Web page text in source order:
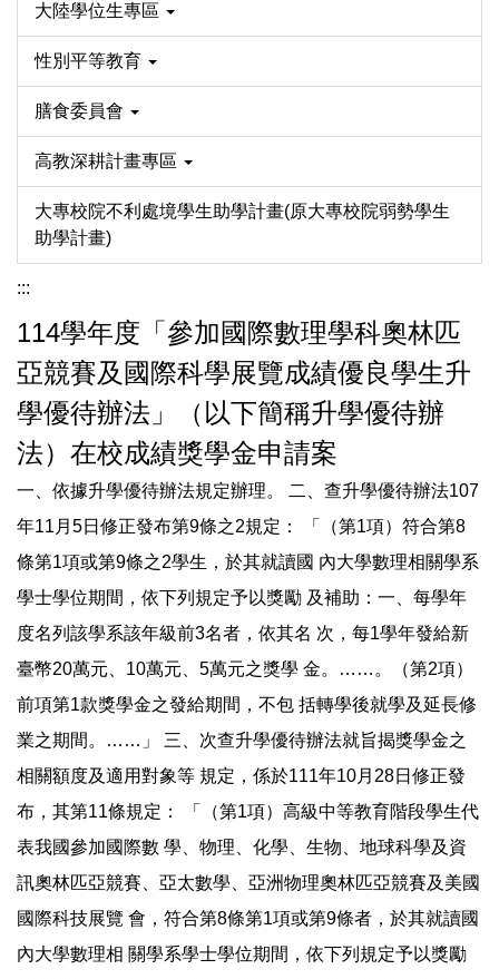
大陸學位生專區
性別平等教育
膳食委員會
高教深耕計畫專區
大專校院不利處境學生助學計畫(原大專校院弱勢學生
助學計畫)
:::
114學年度「參加國際數理學科奧林匹
亞競賽及國際科學展覽成績優良學生升
學優待辦法」（以下簡稱升學優待辦
法）在校成績獎學金申請案
一、依據升學優待辦法規定辦理。 二、查升學優待辦法107
年11月5日修正發布第9條之2規定： 「（第1項）符合第8
條第1項或第9條之2學生，於其就讀國 內大學數理相關學系
學士學位期間，依下列規定予以獎勵 及補助：一、每學年
度名列該學系該年級前3名者，依其名 次，每1學年發給新
臺幣20萬元、10萬元、5萬元之獎學 金。……。（第2項）
前項第1款獎學金之發給期間，不包 括轉學後就學及延長修
業之期間。……」 三、次查升學優待辦法就旨揭獎學金之
相關額度及適用對象等 規定，係於111年10月28日修正發
布，其第11條規定： 「（第1項）高級中等教育階段學生代
表我國參加國際數 學、物理、化學、生物、地球科學及資
訊奧林匹亞競賽、亞太數學、亞洲物理奧林匹亞競賽及美國
國際科技展覽 會，符合第8條第1項或第9條者，於其就讀國
內大學數理相 關學系學士學位期間，依下列規定予以獎勵